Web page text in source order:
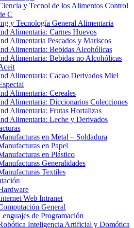
y Tecnol de los Alimentos Control
C
y Tecnología General Alimentaria
Alimentaria: Carnes Huevos
Alimentaria Pescados y Mariscos
Alimentaria: Bebidas Alcohólicas
Alimentaria: Bebidas no Alcohólicas
Alimentaria: Cacao Derivados Miel
Alimentaria: Cereales
Alimentaria: Diccionarios Colecciones
Alimentaria: Frutas Hortalizas
Alimentaria: Leche y Derivados
en Metal – Soldadura
en Papel
en Plástico
Generalidades
Textiles
Web Intranet
General
de Programación
Inteligencia Artificial y Domótica